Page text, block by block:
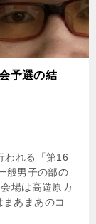
予選の結
われる「第16
般男子の部の
場は高遊原カ
あまあのコ